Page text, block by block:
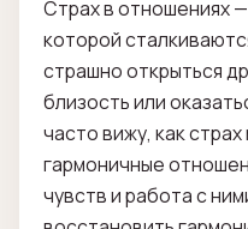
Страх в отношениях
которой
страшно открыться
близость или
часто вижу, как
гармоничные
чувств и работа с